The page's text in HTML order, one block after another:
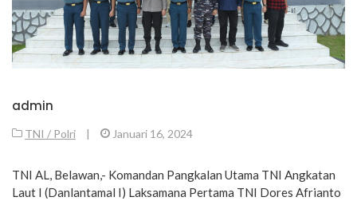
admin
TNI / Polri | Januari 16, 2024
TNI AL, Belawan,- Komandan Pangkalan Utama TNI Angkatan
Laut I (Danlantamal I) Laksamana Pertama TNI Dores Afrianto